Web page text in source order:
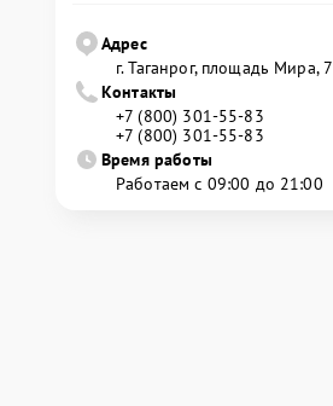
Адрес
г. Таганрог, площадь Мира, 7
Контакты
+7 (800) 301-55-83
+7 (800) 301-55-83
Время работы
Работаем с 09:00 до 21:00